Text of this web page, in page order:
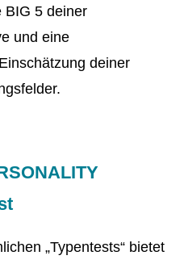
BIG 5 deiner
und eine
deiner
„Typentests“ bietet